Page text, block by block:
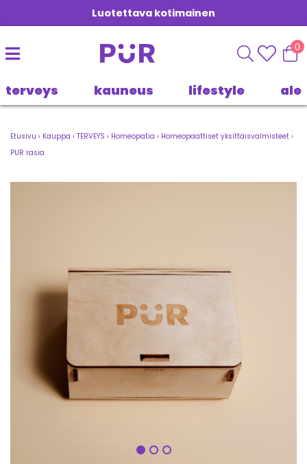
Luotettava kotimainen
0
terveys kauneus lifestyle ale
Etusivu › Kauppa › TERVEYS › Homeopatia › Homeopaattiset yksittäisvalmisteet ›
PUR rasia